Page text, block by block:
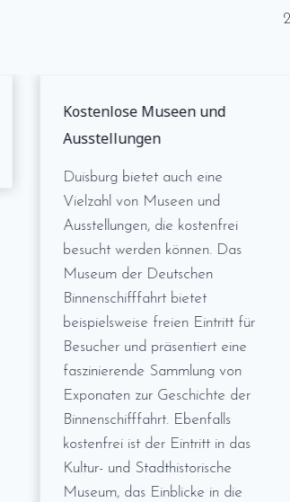
Kostenlose Museen und
Ausstellungen
Duisburg bietet auch eine
Vielzahl von Museen und
Ausstellungen, die kostenfrei
besucht werden können. Das
Museum der Deutschen
Binnenschifffahrt bietet
beispielsweise freien Eintritt für
Besucher und präsentiert eine
faszinierende Sammlung von
Exponaten zur Geschichte der
Binnenschifffahrt. Ebenfalls
kostenfrei ist der Eintritt in das
Kultur- und Stadthistorische
Museum, das Einblicke in die